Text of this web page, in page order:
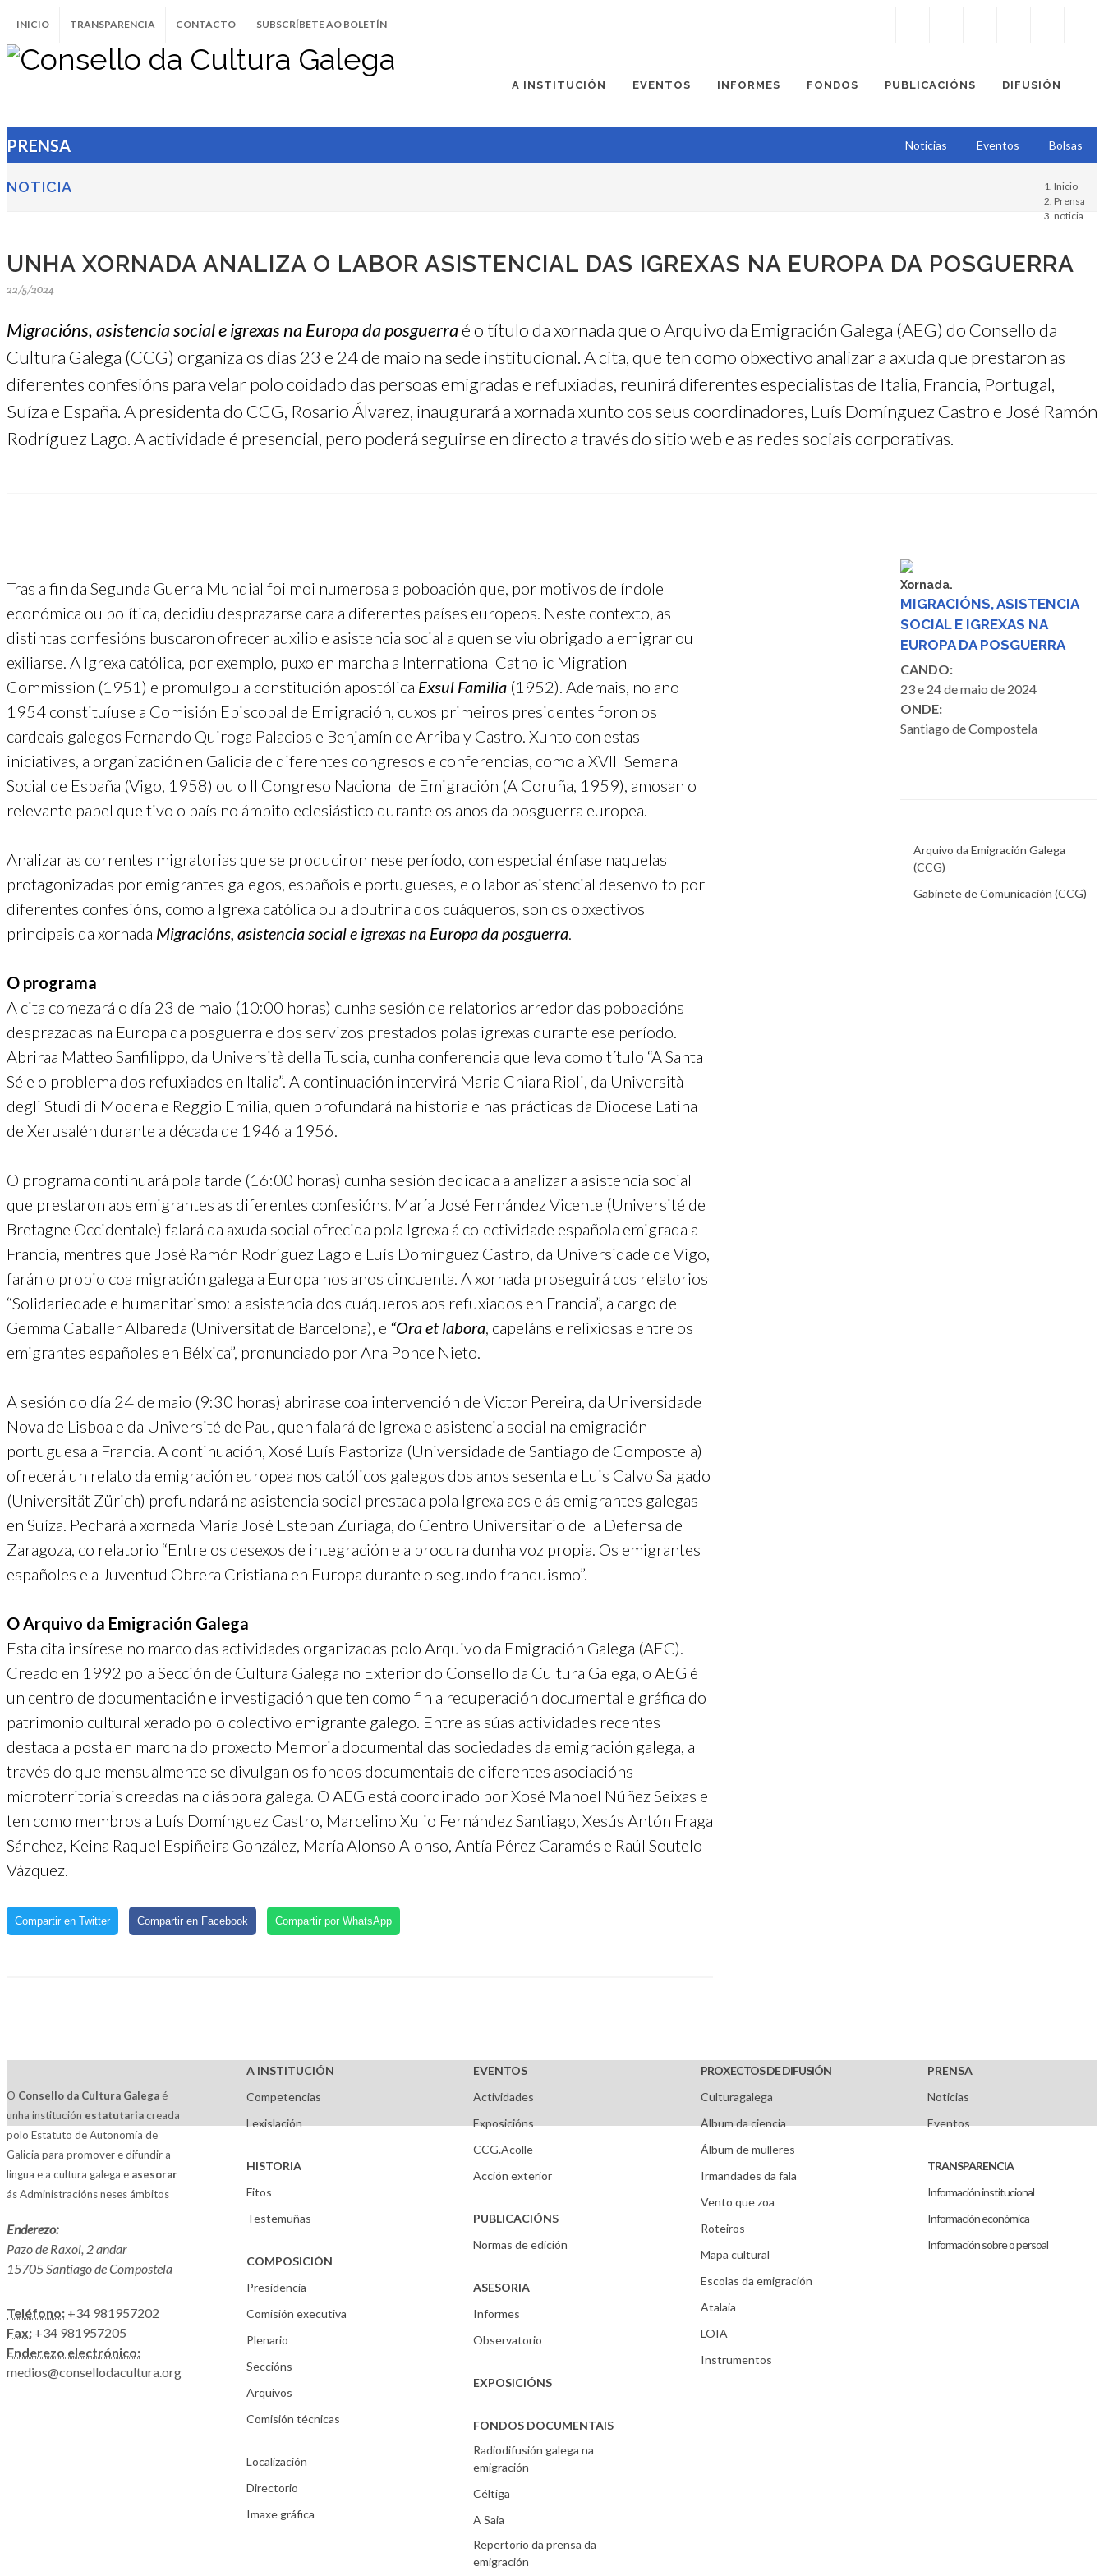
INICIO TRANSPARENCIA CONTACTO SUBSCRÍBETE AO BOLETÍN
A INSTITUCIÓN EVENTOS INFORMES FONDOS PUBLICACIÓNS DIFUSIÓN
PRENSA Noticias Eventos Bolsas
NOTICIA
Inicio
Prensa
noticia
UNHA XORNADA ANALIZA O LABOR ASISTENCIAL DAS IGREXAS NA EUROPA DA POSGUERRA
22/5/2024
Migracións, asistencia social e igrexas na Europa da posguerraé o título da xornada que o Arquivo da Emigración Galega (AEG) do Consello da
Cultura Galega (CCG) organiza os días 23 e 24 de maio na sede institucional. A cita, que ten como obxectivo analizar a axuda que prestaron as
diferentes confesións para velar polo coidado das persoas emigradas e refuxiadas, reunirá diferentes especialistas de Italia, Francia, Portugal,
Suíza e España. A presidenta do CCG, Rosario Álvarez, inaugurará a xornada xunto cos seus coordinadores, Luís Domínguez Castro e José Ramón
Rodríguez Lago. A actividade é presencial, pero poderá seguirse en directo a través do sitio web e as redes sociais corporativas.
Tras a fin da Segunda Guerra Mundial foi moi numerosa a poboación que, por motivos de índole
económica ou política, decidiu desprazarse cara a diferentes países europeos. Neste contexto, as
distintas confesións buscaron ofrecer auxilio e asistencia social a quen se viu obrigado a emigrar ou
exiliarse. A Igrexa católica, por exemplo, puxo en marcha a International Catholic Migration
Commission (1951) e promulgou a constitución apostólica Exsul Familia (1952). Ademais, no ano
1954 constituíuse a Comisión Episcopal de Emigración, cuxos primeiros presidentes foron os
cardeais galegos Fernando Quiroga Palacios e Benjamín de Arriba y Castro. Xunto con estas
iniciativas, a organización en Galicia de diferentes congresos e conferencias, como a XVIII Semana
Social de España (Vigo, 1958) ou o II Congreso Nacional de Emigración (A Coruña, 1959), amosan o
relevante papel que tivo o país no ámbito eclesiástico durante os anos da posguerra europea.
Analizar as correntes migratorias que se produciron nese período, con especial énfase naquelas
protagonizadas por emigrantes galegos, españois e portugueses, e o labor asistencial desenvolto por
diferentes confesións, como a Igrexa católica ou a doutrina dos cuáqueros, son os obxectivos
principais da xornada Migracións, asistencia social e igrexas na Europa da posguerra.
O programa
A cita comezará o día 23 de maio (10:00 horas) cunha sesión de relatorios arredor das poboacións
desprazadas na Europa da posguerra e dos servizos prestados polas igrexas durante ese período.
Abriraa Matteo Sanfilippo, da Università della Tuscia, cunha conferencia que leva como título “A Santa
Sé e o problema dos refuxiados en Italia”. A continuación intervirá Maria Chiara Rioli, da Università
degli Studi di Modena e Reggio Emilia, quen profundará na historia e nas prácticas da Diocese Latina
de Xerusalén durante a década de 1946 a 1956.
O programa continuará pola tarde (16:00 horas) cunha sesión dedicada a analizar a asistencia social
que prestaron aos emigrantes as diferentes confesións. María José Fernández Vicente (Université de
Bretagne Occidentale) falará da axuda social ofrecida pola Igrexa á colectividade española emigrada a
Francia, mentres que José Ramón Rodríguez Lago e Luís Domínguez Castro, da Universidade de Vigo,
farán o propio coa migración galega a Europa nos anos cincuenta. A xornada proseguirá cos relatorios
“Solidariedade e humanitarismo: a asistencia dos cuáqueros aos refuxiados en Francia”, a cargo de
Gemma Caballer Albareda (Universitat de Barcelona), e “Ora et labora, capeláns e relixiosas entre os
emigrantes españoles en Bélxica”, pronunciado por Ana Ponce Nieto.
A sesión do día 24 de maio (9:30 horas) abrirase coa intervención de Victor Pereira, da Universidade
Nova de Lisboa e da Université de Pau, quen falará de Igrexa e asistencia social na emigración
portuguesa a Francia. A continuación, Xosé Luís Pastoriza (Universidade de Santiago de Compostela)
ofrecerá un relato da emigración europea nos católicos galegos dos anos sesenta e Luis Calvo Salgado
(Universität Zürich) profundará na asistencia social prestada pola Igrexa aos e ás emigrantes galegas
en Suíza. Pechará a xornada María José Esteban Zuriaga, do Centro Universitario de la Defensa de
Zaragoza, co relatorio “Entre os desexos de integración e a procura dunha voz propia. Os emigrantes
españoles e a Juventud Obrera Cristiana en Europa durante o segundo franquismo”.
O Arquivo da Emigración Galega
Esta cita insírese no marco das actividades organizadas polo Arquivo da Emigración Galega (AEG).
Creado en 1992 pola Sección de Cultura Galega no Exterior do Consello da Cultura Galega, o AEG é
un centro de documentación e investigación que ten como fin a recuperación documental e gráfica do
patrimonio cultural xerado polo colectivo emigrante galego. Entre as súas actividades recentes
destaca a posta en marcha do proxecto Memoria documental das sociedades da emigración galega, a
través do que mensualmente se divulgan os fondos documentais de diferentes asociacións
microterritoriais creadas na diáspora galega. O AEG está coordinado por Xosé Manoel Núñez Seixas e
ten como membros a Luís Domínguez Castro, Marcelino Xulio Fernández Santiago, Xesús Antón Fraga
Sánchez, Keina Raquel Espiñeira González, María Alonso Alonso, Antía Pérez Caramés e Raúl Soutelo
Vázquez.
Compartir en Twitter Compartir en Facebook Compartir por WhatsApp
Xornada.
MIGRACIÓNS, ASISTENCIA
SOCIAL E IGREXAS NA
EUROPA DA POSGUERRA
CANDO:
23 e 24 de maio de 2024
ONDE:
Santiago de Compostela
Arquivo da Emigración Galega
(CCG)
Gabinete de Comunicación (CCG)
O Consello da Cultura Galega é
unha institución estatutariacreada
polo Estatuto de Autonomía de
Galicia para promover e difundir a
lingua e a cultura galega e asesorar
ás Administracións neses ámbitos
Enderezo:
Pazo de Raxoi, 2 andar
15705 Santiago de Compostela
Teléfono: +34 981957202
Fax: +34 981957205
Enderezo electrónico:
medios@consellodacultura.org
A INSTITUCIÓN
Competencias
Lexislación
HISTORIA
Fitos
Testemuñas
COMPOSICIÓN
Presidencia
Comisión executiva
Plenario
Seccións
Arquivos
Comisión técnicas
Localización
Directorio
Imaxe gráfica
EVENTOS
Actividades
Exposicións
CCG.Acolle
Acción exterior
PUBLICACIÓNS
Normas de edición
ASESORIA
Informes
Observatorio
EXPOSICIÓNS
FONDOS DOCUMENTAIS
Radiodifusión galega na
emigración
Céltiga
A Saia
Repertorio da prensa da
emigración
PROXECTOS DE DIFUSIÓN
Culturagalega
Álbum da ciencia
Álbum de mulleres
Irmandades da fala
Vento que zoa
Roteiros
Mapa cultural
Escolas da emigración
Atalaia
LOIA
Instrumentos
PRENSA
Noticias
Eventos
TRANSPARENCIA
Información institucional
Información económica
Información sobre o persoal